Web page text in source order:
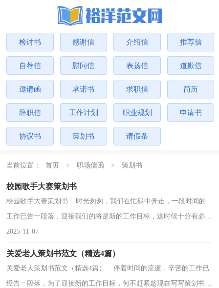
检讨书 感谢信 介绍信 推荐信
自荐信 慰问信 表扬信 道歉信
邀请函 承诺书 求职信 简历
辞职信 工作计划 职业规划 申请书
协议书 策划书 请假条
当前位置： 首页 > 职场信函 > 策划书
校园歌手大赛策划书
校园歌手大赛策划书 时光匆匆，我们在忙碌中奔走，一段时间的
工作已告一段落，迎接我们的将是新的工作目标，这时候十分有必须
要写一份策划书了。那么我们该怎么去写策划书呢？下面...
2025-11-07
关爱老人策划书范文（精选4篇）
关爱老人策划书范文（精选4篇） 伴着时间的流逝，辛苦的工作已
经告一段落，为了迎接新的工作目标，何不赶紧趁现在写写策划书。